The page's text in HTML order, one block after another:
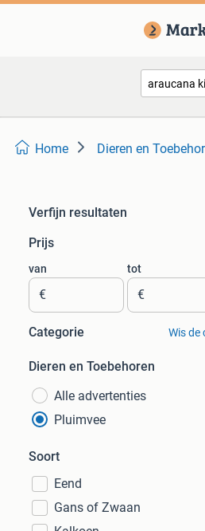
Home Dieren en
Verfijn resultaten
Prijs
van
€
tot
€
Categorie Wis de
Dieren en Toebehoren
Alle advertenties
Pluimvee
Soort
Eend
Gans of Zwaan